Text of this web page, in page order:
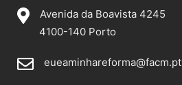
Avenida da Boavista 4245
4100-140 Porto
eueaminhareforma@facm.pt